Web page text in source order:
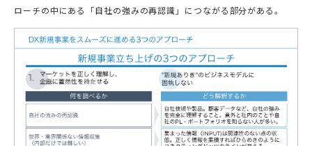
ローチの中にある「自社の強みの再認識」につながる部分がある。